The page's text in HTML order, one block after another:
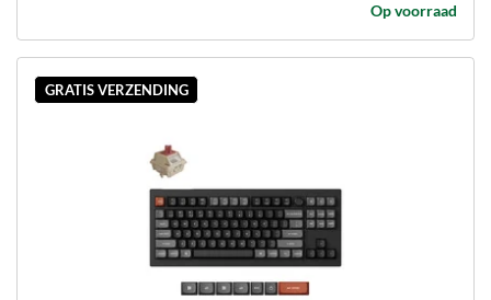
Op voorraad
GRATIS VERZENDING